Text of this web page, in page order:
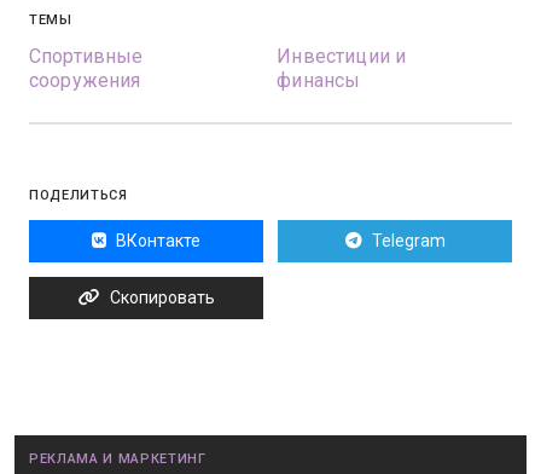
ТЕМЫ
Спортивные
сооружения
Инвестиции и
финансы
ПОДЕЛИТЬСЯ
ВКонтакте Telegram
Скопировать
РЕКЛАМА И МАРКЕТИНГ